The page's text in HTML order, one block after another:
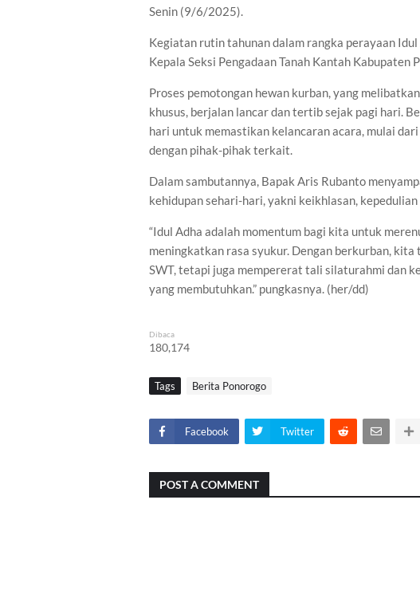
Senin (9/6/2025).
Kegiatan rutin tahunan dalam rangka perayaan
Kepala Seksi Pengadaan Tanah Kantah Kabupaten
Proses pemotongan hewan kurban, yang
khusus, berjalan lancar dan tertib sejak pagi hari.
hari untuk memastikan kelancaran acara, mulai
dengan pihak-pihak terkait.
Dalam sambutannya, Bapak Aris Rubanto
kehidupan sehari-hari, yakni keikhlasan,
“Idul Adha adalah momentum bagi kita untuk
meningkatkan rasa syukur. Dengan berkurban,
SWT, tetapi juga mempererat tali silaturahmi dan
yang membutuhkan.” pungkasnya. (her/dd)
Dibaca
180,174
Tags Berita Ponorogo
Facebook Twitter
POST A COMMENT